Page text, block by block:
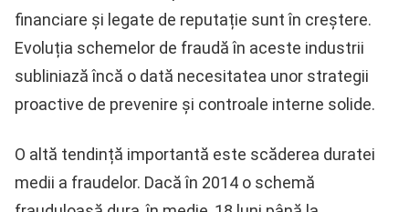
financiare și legate de reputație sunt în creștere.
Evoluția schemelor de fraudă în aceste industrii
subliniază încă o dată necesitatea unor strategii
proactive de prevenire și controale interne solide.
O altă tendință importantă este scăderea duratei
medii a fraudelor. Dacă în 2014 o schemă